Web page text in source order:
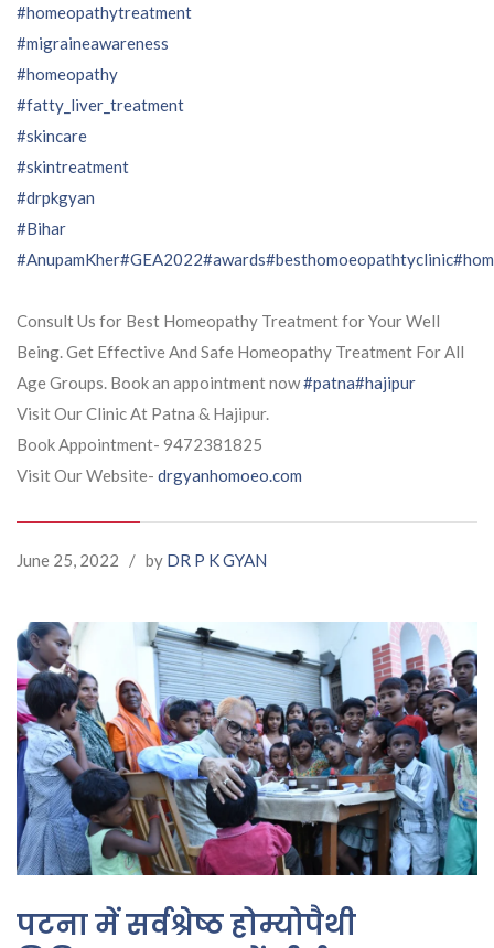
#homeopathytreatment
#migraineawareness
#homeopathy
#fatty_liver_treatment
#skincare
#skintreatment
#drpkgyan
#Bihar
#AnupamKher#GEA2022#awards#besthomoeopathtyclinic
Consult Us for Best Homeopathy Treatment for Your Well
Being. Get Effective And Safe Homeopathy Treatment For All
Age Groups. Book an appointment now#patna#hajipur
Visit Our Clinic At Patna & Hajipur.
Book Appointment- 9472381825
Visit Our Website- drgyanhomoeo.com
June 25, 2022 / by DR P K GYAN
पटना में सर्वश्रेष्ठ होम्योपैथी